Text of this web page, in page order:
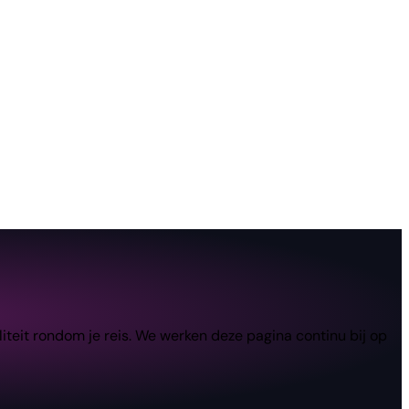
rondom je reis. We werken deze pagina continu bij op